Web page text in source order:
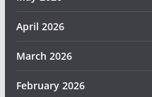
April 2026
March 2026
February 2026